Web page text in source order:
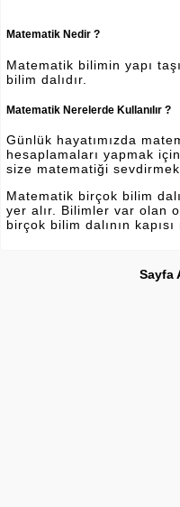
Matematik Nedir ?
Matematik bilimin yapı
bilim dalıdır.
Matematik Nerelerde Kullanılır ?
Günlük hayatımızda
hesaplamaları yapmak
size matematiği
Matematik birçok bilim
yer alır. Bilimler var olan
birçok bilim dalının
Sayfa